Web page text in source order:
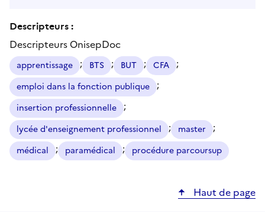
Descripteurs :
Descripteurs OnisepDoc
apprentissage ; BTS ; BUT ; CFA ;
emploi dans la fonction publique ;
insertion professionnelle ;
lycée d'enseignement professionnel ; master ;
médical ; paramédical ; procédure parcoursup
Haut de page